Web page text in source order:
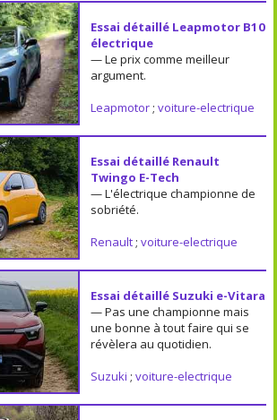
Essai détaillé Leapmotor B10
électrique
— Le prix comme meilleur
argument.
Leapmotor; voiture-electrique
Essai détaillé Renault
Twingo E-Tech
— L'électrique championne de
sobriété.
Renault; voiture-electrique
Essai détaillé Suzuki e-Vitara
— Pas une championne mais
une bonne à tout faire qui se
révèlera au quotidien.
Suzuki ; voiture-electrique